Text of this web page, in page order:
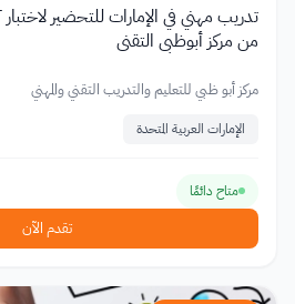
من مركز أبوظبي التقني
مركز أبو ظبي للتعليم والتدريب التقني والمهني
الإمارات العربية المتحدة
متاح دائمًا
تقدم الآن